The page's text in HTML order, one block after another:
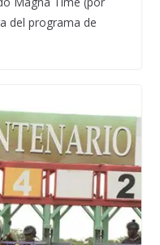
del programa de